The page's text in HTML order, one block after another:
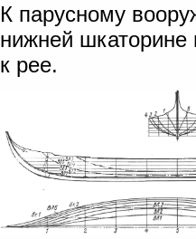
К парусному
нижней шкаторине
к рее.